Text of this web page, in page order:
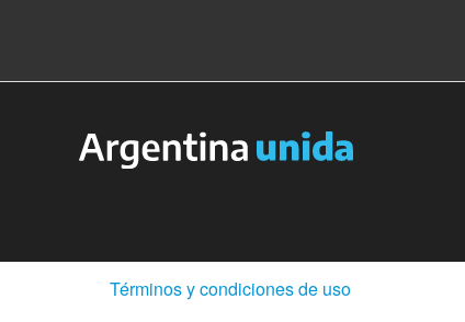
Términos y condiciones de uso(Abre